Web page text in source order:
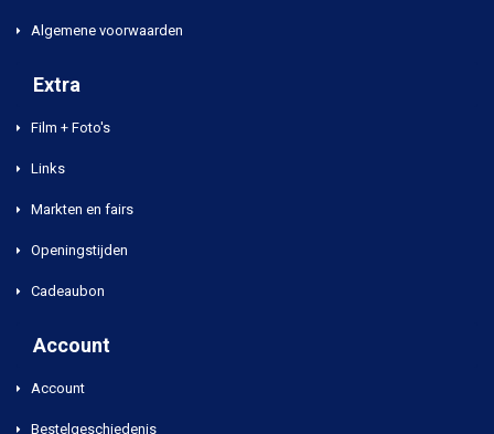
Algemene voorwaarden
Extra
Film + Foto's
Links
Markten en fairs
Openingstijden
Cadeaubon
Account
Account
Bestelgeschiedenis